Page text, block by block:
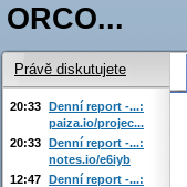
ORCO...
Právě diskutujete
20:33 Denní report -...:
paiza.io/projec...
20:33 Denní report -...:
notes.io/e6iyb
12:47 Denní report -...: